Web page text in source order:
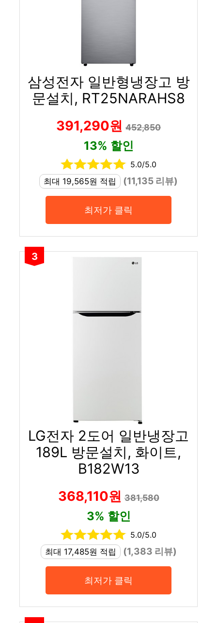
삼성전자 일반형냉장고 방
문설치, RT25NARAHS8
391,290원 452,850
13% 할인
5.0/5.0
최대 19,565원 적립
(11,135 리뷰)
최저가 클릭
3
LG전자 2도어 일반냉장고
189L 방문설치, 화이트,
B182W13
368,110원381,580
3% 할인
5.0/5.0
최대 17,485원 적립
(1,383 리뷰)
최저가 클릭